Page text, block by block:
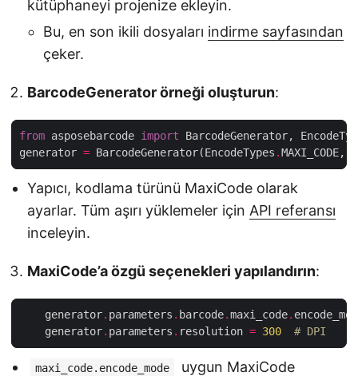
kütüphaneyi projenize ekleyin.
Bu, en son ikili dosyaları indirme sayfasından
çeker.
BarcodeGenerator örneği oluşturun:
from asposebarcode import
generator = BarcodeGenerator(EncodeTypes .MAXI_CODE,
Yapıcı, kodlama türünü MaxiCode olarak
ayarlar. Tüm aşırı yüklemeler için API referansı
inceleyin.
MaxiCode’a özgü seçenekleri yapılandırın:
    generator
. parameters . barcode.maxi_code.
    generator
. parameters . resolution = 300 # DPI
maxi_code.encode_mode
uygun MaxiCode